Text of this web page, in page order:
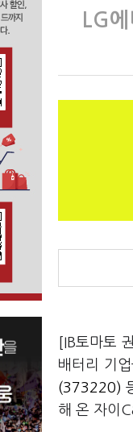
LG
[IB토마토
배터리 기
(373220)
해 온 자이